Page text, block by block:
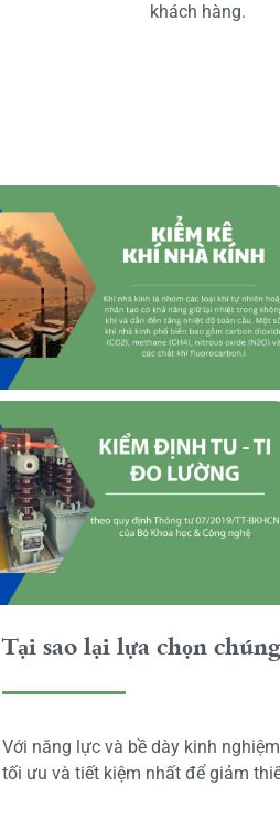
khách hàng.
Tại sao lại lựa chọn
Với năng lực và bề dày kinh
tối ưu và tiết kiệm nhất để giảm